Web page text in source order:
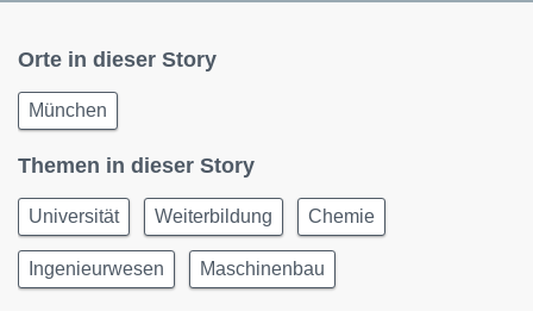
Orte in dieser Story
München
Themen in dieser Story
Universität Weiterbildung Chemie
Ingenieurwesen Maschinenbau